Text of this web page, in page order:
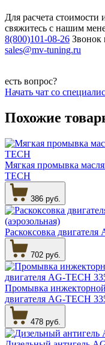
Для расчета
свяжитесь с нашим
8(800)101-08-26 Звонок
sales@mv-tuning.ru
есть вопрос?
Начать чат со
Похожие
Мягкая промывка
TECH
386 руб.
Раскоксовка
702 руб.
Промывка
двигателя AG-TECH
478 руб.